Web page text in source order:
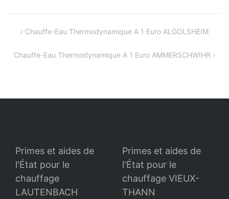
Navigation
Chauffe-Eau Thermodynamique A 1 Euro ALGOLSHEIM
Chauffe-Eau Thermodynamique A 1 Euro AMMERSCHWIHR
Primes et aides de
l'État pour le
chauffage
LAUTENBACH
Primes et aides de
l'État pour le
chauffage VIEUX-
THANN